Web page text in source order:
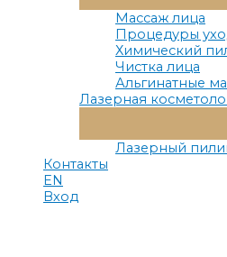
Массаж лица
Процедуры
Химический
Чистка лица
Альгинатные
Лазерная
Лазерный
Контакты
EN
Вход